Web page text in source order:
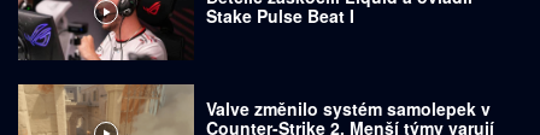
Stake Pulse Beat I
Valve změnilo systém samolepek v
Counter-Strike 2. Menší týmy varují